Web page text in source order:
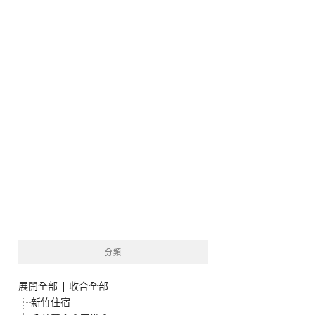
分類
展開全部 | 收合全部
新竹住宿